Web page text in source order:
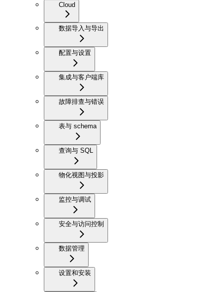
Cloud
数据导入与导出
配置与设置
集成与客户端库
故障排查与错误
表与 schema
查询与 SQL
物化视图与投影
监控与调试
安全与访问控制
数据管理
设置和安装